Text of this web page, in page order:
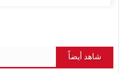
شاهد أيضاً